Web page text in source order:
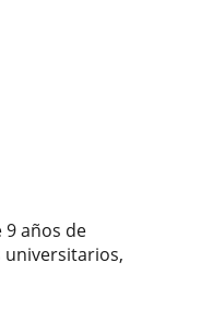
años de
universitarios,